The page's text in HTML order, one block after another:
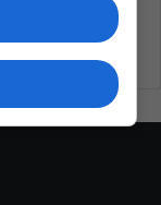
Politica